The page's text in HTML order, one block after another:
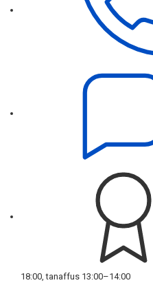
18:00, tanaffus 13:00–14:00